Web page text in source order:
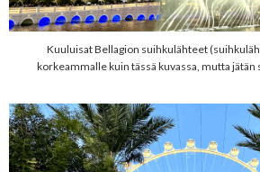
Kuuluisat Bellagion suihkulähteet
korkeammalle kuin tässä kuvassa, mutta jätän